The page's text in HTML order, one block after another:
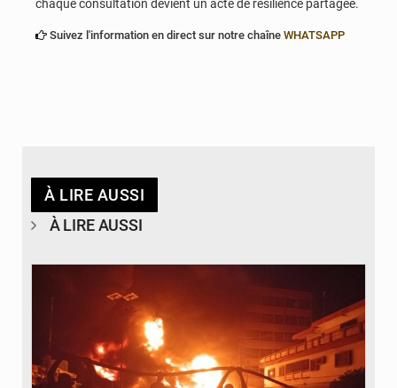
chaque consultation devient un acte de résilience partagée.
Suivez l'information en direct sur notre chaîne WHATSAPP
À LIRE AUSSI
À LIRE AUSSI